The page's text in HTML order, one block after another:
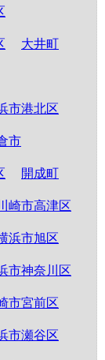
大井町
市港北区
市
開成町
崎市高津区
浜市旭区
市神奈川区
市宮前区
市瀬谷区